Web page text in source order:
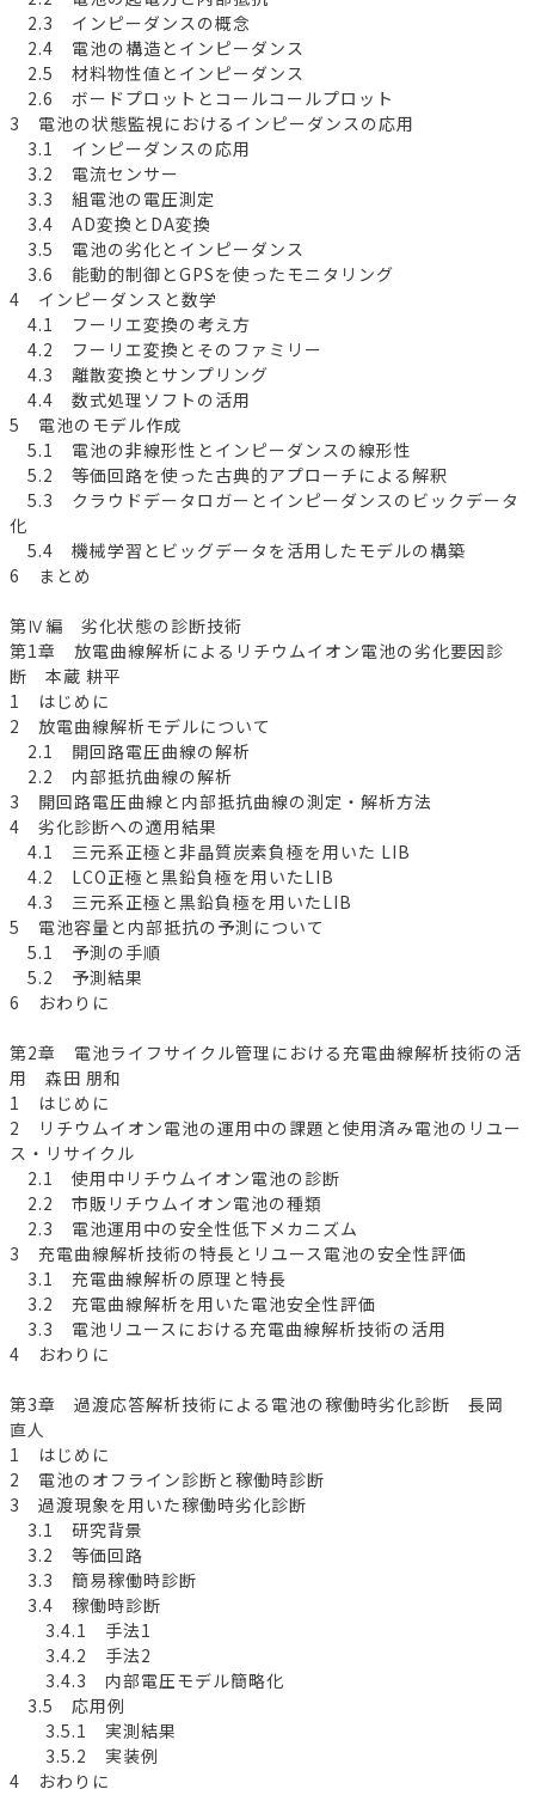
2.3 インピーダンスの概念
2.4 電池の構造とインピーダンス
2.5 材料物性値とインピーダンス
2.6 ボードプロットとコールコールプロット
3 電池の状態監視におけるインピーダンスの応用
3.1 インピーダンスの応用
3.2 電流センサー
3.3 組電池の電圧測定
3.4 AD変換とDA変換
3.5 電池の劣化とインピーダンス
3.6 能動的制御とGPSを使ったモニタリング
4 インピーダンスと数学
4.1 フーリエ変換の考え方
4.2 フーリエ変換とそのファミリー
4.3 離散変換とサンプリング
4.4 数式処理ソフトの活用
5 電池のモデル作成
5.1 電池の非線形性とインピーダンスの線形性
5.2 等価回路を使った古典的アプローチによる解釈
5.3 クラウドデータロガーとインピーダンスのビックデータ
化
5.4 機械学習とビッグデータを活用したモデルの構築
6 まとめ
第Ⅳ編 劣化状態の診断技術
第1章 放電曲線解析によるリチウムイオン電池の劣化要因診
断 本蔵 耕平
1 はじめに
2 放電曲線解析モデルについて
2.1 開回路電圧曲線の解析
2.2 内部抵抗曲線の解析
3 開回路電圧曲線と内部抵抗曲線の測定・解析方法
4 劣化診断への適用結果
4.1 三元系正極と非晶質炭素負極を用いた LIB
4.2 LCO正極と黒鉛負極を用いたLIB
4.3 三元系正極と黒鉛負極を用いたLIB
5 電池容量と内部抵抗の予測について
5.1 予測の手順
5.2 予測結果
6 おわりに
第2章 電池ライフサイクル管理における充電曲線解析技術の活
用 森田 朋和
1 はじめに
2 リチウムイオン電池の運用中の課題と使用済み電池のリユー
ス・リサイクル
2.1 使用中リチウムイオン電池の診断
2.2 市販リチウムイオン電池の種類
2.3 電池運用中の安全性低下メカニズム
3 充電曲線解析技術の特長とリユース電池の安全性評価
3.1 充電曲線解析の原理と特長
3.2 充電曲線解析を用いた電池安全性評価
3.3 電池リユースにおける充電曲線解析技術の活用
4 おわりに
第3章 過渡応答解析技術による電池の稼働時劣化診断 長岡
直人
1 はじめに
2 電池のオフライン診断と稼働時診断
3 過渡現象を用いた稼働時劣化診断
3.1 研究背景
3.2 等価回路
3.3 簡易稼働時診断
3.4 稼働時診断
3.4.1 手法1
3.4.2 手法2
3.4.3 内部電圧モデル簡略化
3.5 応用例
3.5.1 実測結果
3.5.2 実装例
4 おわりに